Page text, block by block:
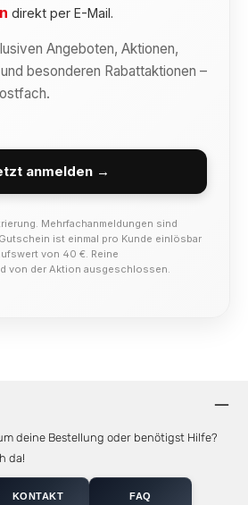
direkt per E-Mail.
Angeboten, Aktionen,
besonderen Rabattaktionen –
anmelden →
Mehrfachanmeldungen sind
ist einmal pro Kunde einlösbar
von 40 €. Reine
von der Aktion ausgeschlossen.
deine Bestellung oder benötigst Hilfe?
da!
KONTAKT FAQ